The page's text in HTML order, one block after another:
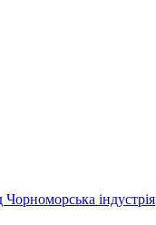
Чорноморська індустрія